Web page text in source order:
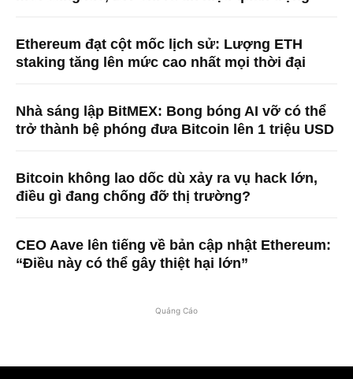
Ethereum đạt cột mốc lịch sử: Lượng ETH
staking tăng lên mức cao nhất mọi thời đại
Nhà sáng lập BitMEX: Bong bóng AI vỡ có thể
trở thành bệ phóng đưa Bitcoin lên 1 triệu USD
Bitcoin không lao dốc dù xảy ra vụ hack lớn,
điều gì đang chống đỡ thị trường?
CEO Aave lên tiếng về bản cập nhật Ethereum:
“Điều này có thể gây thiệt hại lớn”
Quảng Cáo